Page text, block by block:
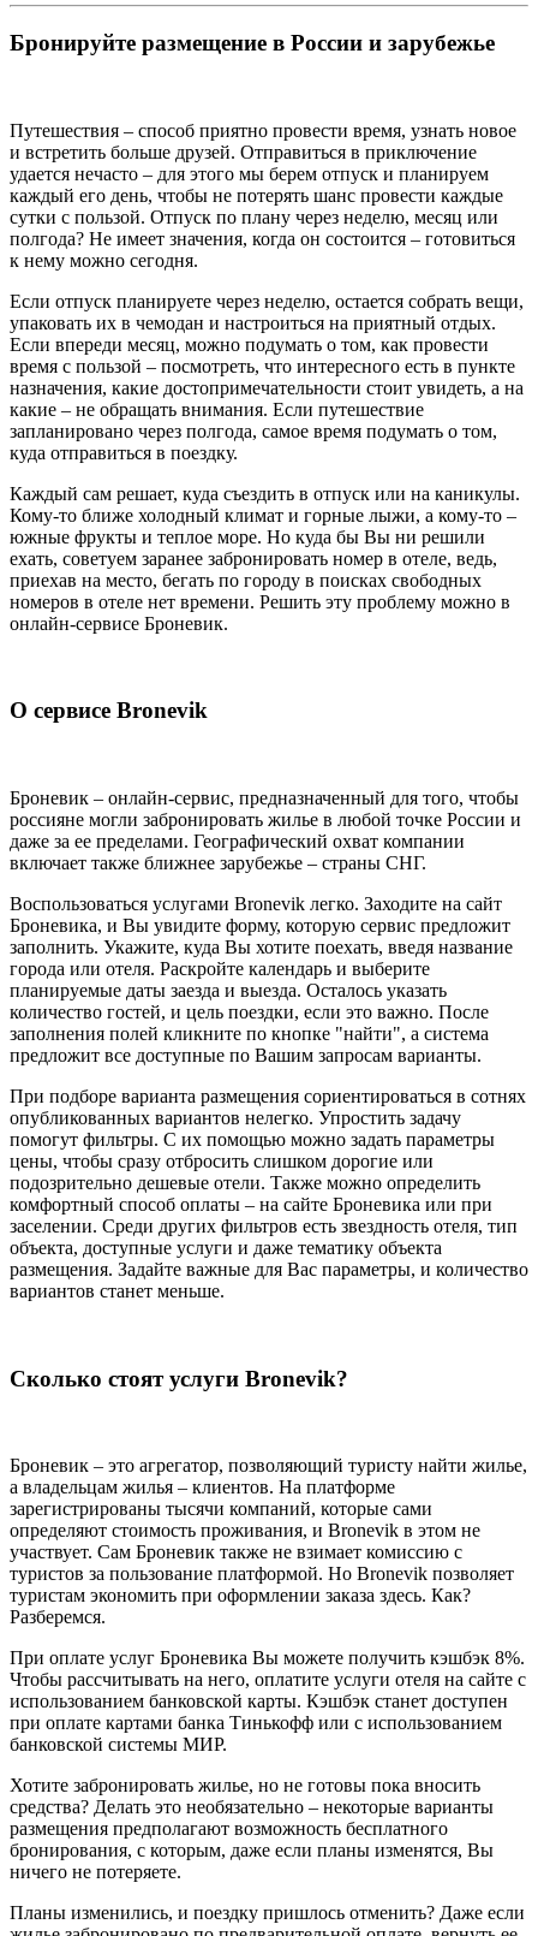
Бронируйте размещение в России и зарубежье
Путешествия – способ приятно провести время, узнать новое
и встретить больше друзей. Отправиться в приключение
удается нечасто – для этого мы берем отпуск и планируем
каждый его день, чтобы не потерять шанс провести каждые
сутки с пользой. Отпуск по плану через неделю, месяц или
полгода? Не имеет значения, когда он состоится – готовиться
к нему можно сегодня.
Если отпуск планируете через неделю, остается собрать вещи,
упаковать их в чемодан и настроиться на приятный отдых.
Если впереди месяц, можно подумать о том, как провести
время с пользой – посмотреть, что интересного есть в пункте
назначения, какие достопримечательности стоит увидеть, а на
какие – не обращать внимания. Если путешествие
запланировано через полгода, самое время подумать о том,
куда отправиться в поездку.
Каждый сам решает, куда съездить в отпуск или на каникулы.
Кому-то ближе холодный климат и горные лыжи, а кому-то –
южные фрукты и теплое море. Но куда бы Вы ни решили
ехать, советуем заранее забронировать номер в отеле, ведь,
приехав на место, бегать по городу в поисках свободных
номеров в отеле нет времени. Решить эту проблему можно в
онлайн-сервисе Броневик.
О сервисе Bronevik
Броневик – онлайн-сервис, предназначенный для того, чтобы
россияне могли забронировать жилье в любой точке России и
даже за ее пределами. Географический охват компании
включает также ближнее зарубежье – страны СНГ.
Воспользоваться услугами Bronevik легко. Заходите на сайт
Броневика, и Вы увидите форму, которую сервис предложит
заполнить. Укажите, куда Вы хотите поехать, введя название
города или отеля. Раскройте календарь и выберите
планируемые даты заезда и выезда. Осталось указать
количество гостей, и цель поездки, если это важно. После
заполнения полей кликните по кнопке "найти", а система
предложит все доступные по Вашим запросам варианты.
При подборе варианта размещения сориентироваться в сотнях
опубликованных вариантов нелегко. Упростить задачу
помогут фильтры. С их помощью можно задать параметры
цены, чтобы сразу отбросить слишком дорогие или
подозрительно дешевые отели. Также можно определить
комфортный способ оплаты – на сайте Броневика или при
заселении. Среди других фильтров есть звездность отеля, тип
объекта, доступные услуги и даже тематику объекта
размещения. Задайте важные для Вас параметры, и количество
вариантов станет меньше.
Сколько стоят услуги Bronevik?
Броневик – это агрегатор, позволяющий туристу найти жилье,
а владельцам жилья – клиентов. На платформе
зарегистрированы тысячи компаний, которые сами
определяют стоимость проживания, и Bronevik в этом не
участвует. Сам Броневик также не взимает комиссию с
туристов за пользование платформой. Но Bronevik позволяет
туристам экономить при оформлении заказа здесь. Как?
Разберемся.
При оплате услуг Броневика Вы можете получить кэшбэк 8%.
Чтобы рассчитывать на него, оплатите услуги отеля на сайте с
использованием банковской карты. Кэшбэк станет доступен
при оплате картами банка Тинькофф или с использованием
банковской системы МИР.
Хотите забронировать жилье, но не готовы пока вносить
средства? Делать это необязательно – некоторые варианты
размещения предполагают возможность бесплатного
бронирования, с которым, даже если планы изменятся, Вы
ничего не потеряете.
Планы изменились, и поездку пришлось отменить? Даже если